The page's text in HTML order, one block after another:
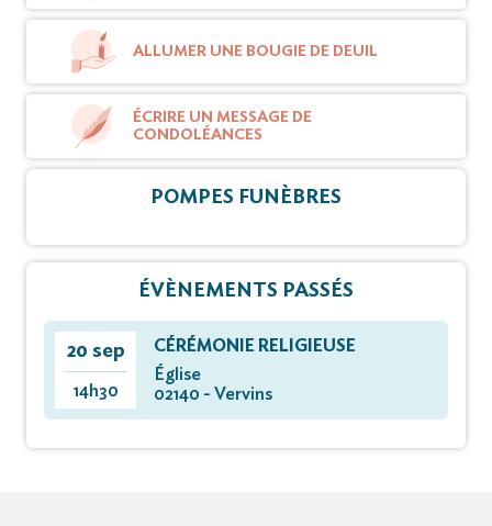
ALLUMER UNE BOUGIE DE DEUIL
ÉCRIRE UN MESSAGE DE
CONDOLÉANCES
POMPES FUNÈBRES
ÉVÈNEMENTS PASSÉS
20 sep
14h30
CÉRÉMONIE RELIGIEUSE
Église
02140 - Vervins